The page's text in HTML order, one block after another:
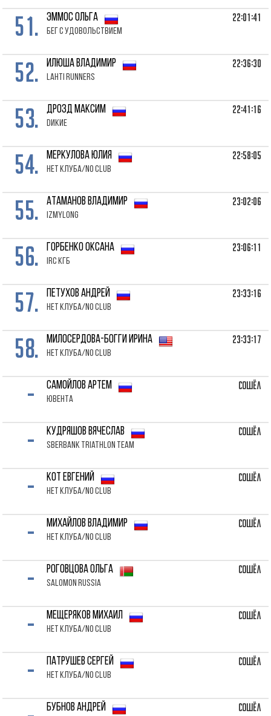
51. ЭММОС Ольга
Бег с Удовольствием
22:01:41
52. ИЛЮША Владимир
Lahti Runners
22:36:30
53. ДРОЗД Максим
Dикие
22:41:16
54. МЕРКУЛОВА Юлия
Нет клуба/No club
22:58:05
55. АТАМАНОВ Владимир
IzMyLong
23:02:06
56. ГОРБЕНКО Оксана
IRC КГБ
23:06:11
57. ПЕТУХОВ Андрей
Нет клуба/No club
23:33:16
58. МИЛОСЕРДОВА-БОГГИ Ирина
Нет клуба/No club
23:33:17
- САМОЙЛОВ Артем
Ювента
Сошёл
- КУДРЯШОВ Вячеслав
SBERBANK Triathlon Team
Сошёл
- КОТ Евгений
Нет клуба/No club
Сошёл
- МИХАЙЛОВ Владимир
Нет клуба/No club
Сошёл
- РОГОВЦОВА Ольга
Salomon Russia
Сошёл
- МЕЩЕРЯКОВ Михаил
Нет клуба/No club
Сошёл
- ПАТРУШЕВ Сергей
Нет клуба/No club
Сошёл
БУБНОВ Андрей Сошёл